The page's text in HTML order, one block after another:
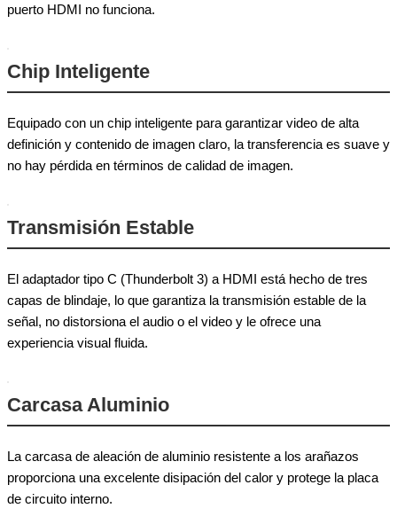
puerto HDMI no funciona.
Chip Inteligente
Equipado con un chip inteligente para garantizar video de alta
definición y contenido de imagen claro, la transferencia es suave y
no hay pérdida en términos de calidad de imagen.
Transmisión Estable
El adaptador tipo C (Thunderbolt 3) a HDMI está hecho de tres
capas de blindaje, lo que garantiza la transmisión estable de la
señal, no distorsiona el audio o el video y le ofrece una
experiencia visual fluida.
Carcasa Aluminio
La carcasa de aleación de aluminio resistente a los arañazos
proporciona una excelente disipación del calor y protege la placa
de circuito interno.